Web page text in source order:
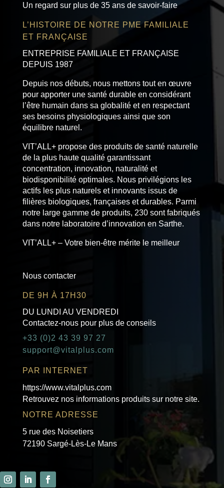
Un regard sur plus de 35 ans de savoir-faire
L’HISTOIRE DE NOTRE PME FAMILIALE
ET FRANÇAISE
ENTREPRISE FAMILIALE ET FRANÇAISE
DEPUIS 1987
Depuis nos débuts, nous mettons tout en œuvre
pour apporter une santé durable en considérant
l’être humain dans sa globalité et en respectant
ses besoins physiologiques ainsi que son
équilibre naturel.
VIT’ALL+ propose des produits de santé naturelle
de la plus haute qualité garantissant
concentration, innovation, naturalité et
biodisponibilité optimales. Nous privilégions les
actifs les plus naturels et innovants issus de
filières biologiques, françaises et durables. Parmi
notre large gamme de produits, 230 sont fabriqués
dans notre laboratoire d’innovation en Sarthe.
VIT’ALL+ – Votre bien-être mérite le meilleur
Nous contacter
DE 9H À 17H30
DU LUNDI AU VENDREDI
Contactez-nous pour plus de conseils
+33 (0)2 43 39 97 27
support@vitalplus.com
PAR INTERNET
https://www.vitalplus.com
Retrouvez nos informations produits sur notre site.
NOTRE ADRESSE
5 rue des Noisetiers
72190 Sargé-Lès-Le Mans